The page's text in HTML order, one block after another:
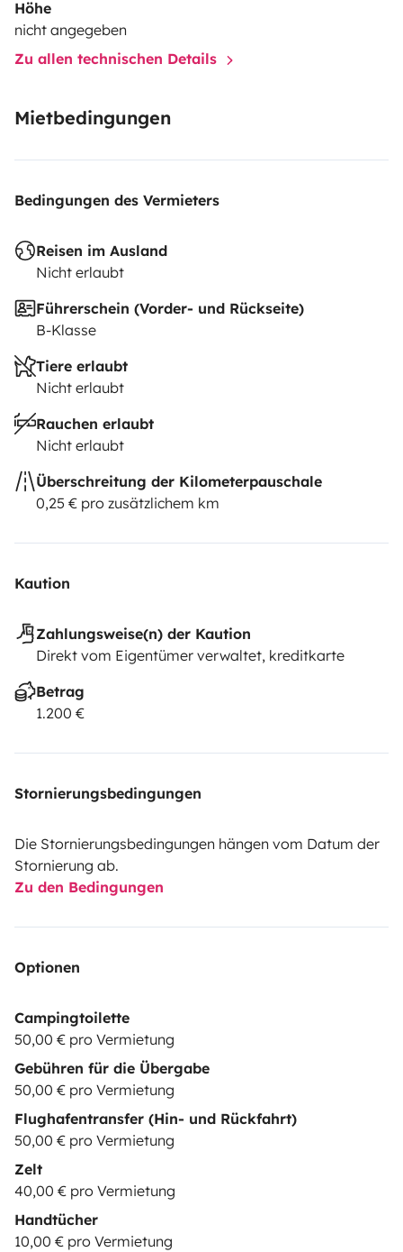
Höhe
nicht angegeben
Zu allen technischen Details
Mietbedingungen
Bedingungen des Vermieters
Reisen im Ausland
Nicht erlaubt
Führerschein (Vorder- und Rückseite)
B-Klasse
Tiere erlaubt
Nicht erlaubt
Rauchen erlaubt
Nicht erlaubt
Überschreitung der Kilometerpauschale
0,25 € pro zusätzlichem km
Kaution
Zahlungsweise(n) der Kaution
Direkt vom Eigentümer verwaltet, kreditkarte
Betrag
1.200 €
Stornierungsbedingungen
Die Stornierungsbedingungen hängen vom Datum der
Stornierung ab.
Zu den Bedingungen
Optionen
Campingtoilette
50,00 € pro Vermietung
Gebühren für die Übergabe
50,00 € pro Vermietung
Flughafentransfer (Hin- und Rückfahrt)
50,00 € pro Vermietung
Zelt
40,00 € pro Vermietung
Handtücher
10,00 € pro Vermietung